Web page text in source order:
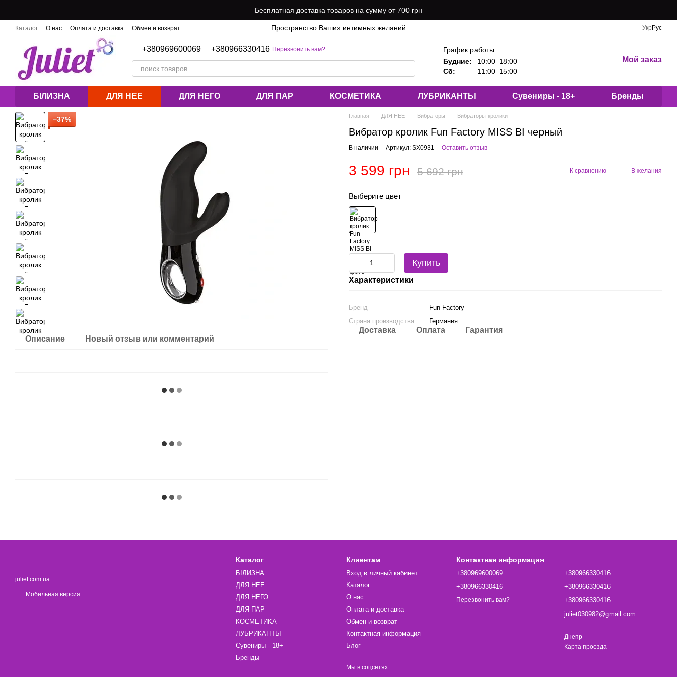
Бесплатная доставка товаров на сумму от 700 грн
Каталог О нас Оплата и доставка
Обмен и возврат
Блог
Пространство Ваших интимных желаний Укр Рус
+380969600069 +380966330416 Перезвонить вам?
График работы:
Будние:
10:00–18:00
Сб:
11:00–15:00
Мой заказ
БІЛИЗНА ДЛЯ НЕЕ ДЛЯ НЕГО ДЛЯ ПАР КОСМЕТИКА ЛУБРИКАНТЫ Сувениры - 18+ Бренды
−37%
Описание Новый отзыв или комментарий
Главная ДЛЯ НЕЕ Вибраторы Вибраторы-кролики
Вибратор кролик Fun Factory MISS BI черный
В наличии Артикул: SX0931 Оставить отзыв
3 599 грн 5 692 грн К сравнению В желания
Выберите цвет
Купить
Характеристики
Бренд
Fun Factory
Страна производства
Германия
Доставка Оплата Гарантия
juliet.com.ua
Мобильная версия
Каталог
БІЛИЗНА
ДЛЯ НЕЕ
ДЛЯ НЕГО
ДЛЯ ПАР
КОСМЕТИКА
ЛУБРИКАНТЫ
Сувениры - 18+
Бренды
Клиентам
Вход в личный кабинет
Каталог
О нас
Оплата и доставка
Обмен и возврат
Контактная информация
Блог
Мы в соцсетях
Контактная информация
+380969600069
+380966330416
Перезвонить вам?
+380966330416
+380966330416
+380966330416
juliet030982@gmail.com
Днепр
Карта проезда